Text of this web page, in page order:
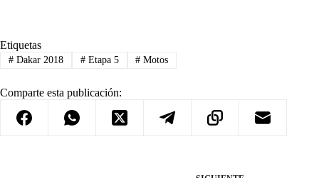
Etiquetas
#Dakar 2018 #Etapa 5 # Motos
Comparte esta publicación: